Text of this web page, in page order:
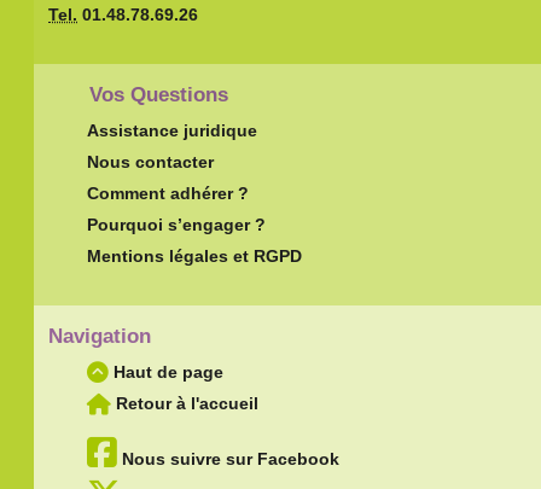
Tel. 01.48.78.69.26
Vos Questions
Assistance juridique
Nous contacter
Comment adhérer ?
Pourquoi s’engager ?
Mentions légales et RGPD
Navigation
Haut de page
Retour à l'accueil
Nous suivre sur Facebook